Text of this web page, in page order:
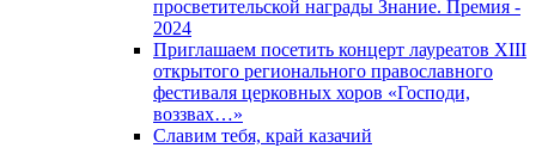
просветительской награды Знание. Премия -
2024
Приглашаем посетить концерт лауреатов XIII
открытого регионального православного
фестиваля церковных хоров «Господи,
воззвах…»
Славим тебя, край казачий